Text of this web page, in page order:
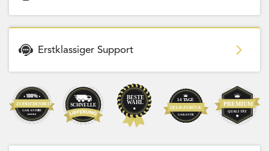
Erstklassiger Support